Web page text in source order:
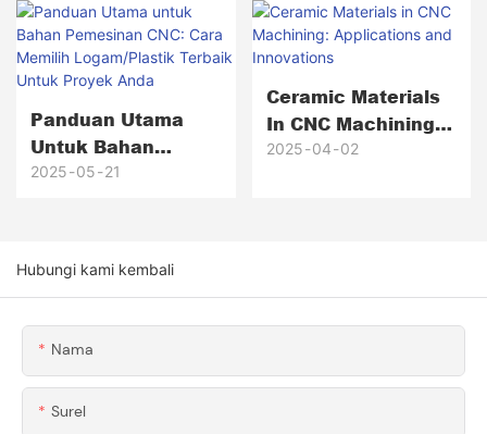
Penting
Komponen Logam
Yang Dibuat
Dengan Mesin CNC
Meningkatkan
Kinerja?
Panduan Utama
Untuk Bahan
Pemesinan CNC:
Proyek Anda
2025 05 21
Ceramic Materials
In CNC Machining:
Applications And
2025 04 02
Hubungi kami kembali
Nama
Surel